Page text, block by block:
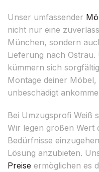
Unser umfassender
nicht nur eine
München, sondern
Lieferung nach
kümmern sich
Montage deiner Möbel,
unbeschädigt
Bei Umzugsprofi Weiß
Wir legen großen Wert
Bedürfnisse
Lösung anzubieten.
Preise ermöglichen es